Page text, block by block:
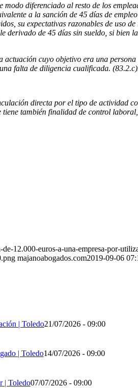
diferenciado al resto de los
a la sanción de 45 días de
su expectativas razonables de uso
derivado de 45 días sin sueldo, si
cuyo objetivo era una
falta de diligencia cualificada.
directa por el tipo de actividad
también finalidad de control
12.000-euros-a-una-empresa-por-
majanoabogados.com2019-09-06
| Toledo21/07/2026 - 09:00
| Toledo14/07/2026 - 09:00
| Toledo07/07/2026 - 09:00